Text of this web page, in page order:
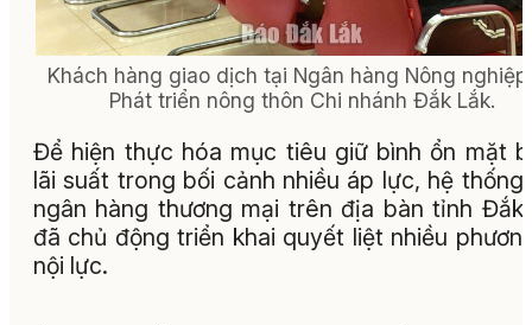
Khách hàng giao dịch tại Ngân hàng Nông nghiệp
Phát triển nông thôn Chi nhánh Ðắk Lắk.
Để hiện thực hóa mục tiêu giữ bình ổn mặt
lãi suất trong bối cảnh nhiều áp lực, hệ thống
ngân hàng thương mại trên địa bàn tỉnh Đắk
đã chủ động triển khai quyết liệt nhiều
nội lực.